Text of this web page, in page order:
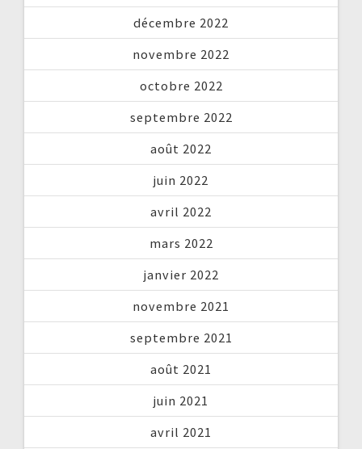
décembre 2022
novembre 2022
octobre 2022
septembre 2022
août 2022
juin 2022
avril 2022
mars 2022
janvier 2022
novembre 2021
septembre 2021
août 2021
juin 2021
avril 2021